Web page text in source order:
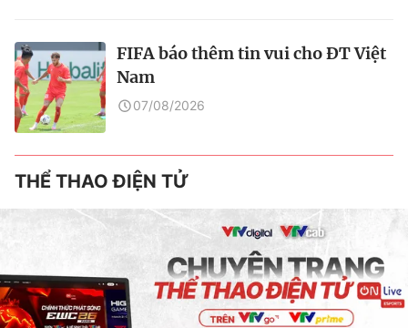
FIFA báo thêm tin vui cho ĐT Việt
Nam
07/08/2026
THỂ THAO ĐIỆN TỬ